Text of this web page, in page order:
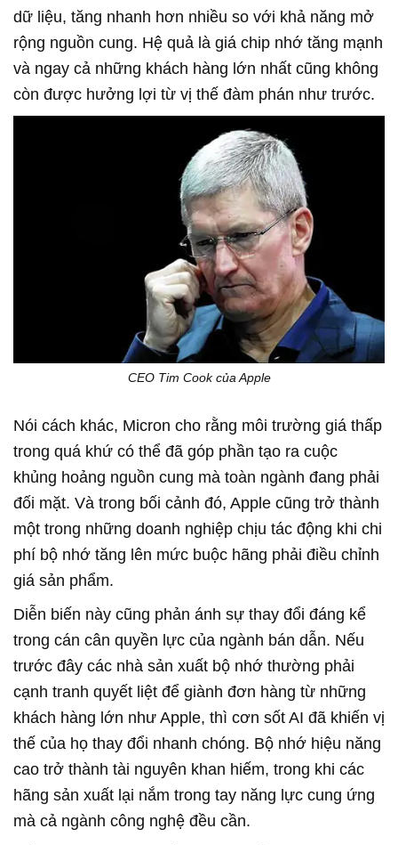
dữ liệu, tăng nhanh hơn nhiều so với khả năng mở
rộng nguồn cung. Hệ quả là giá chip nhớ tăng mạnh
và ngay cả những khách hàng lớn nhất cũng không
còn được hưởng lợi từ vị thế đàm phán như trước.
CEO Tim Cook của Apple
Nói cách khác, Micron cho rằng môi trường giá thấp
trong quá khứ có thể đã góp phần tạo ra cuộc
khủng hoảng nguồn cung mà toàn ngành đang phải
đối mặt. Và trong bối cảnh đó, Apple cũng trở thành
một trong những doanh nghiệp chịu tác động khi chi
phí bộ nhớ tăng lên mức buộc hãng phải điều chỉnh
giá sản phẩm.
Diễn biến này cũng phản ánh sự thay đổi đáng kể
trong cán cân quyền lực của ngành bán dẫn. Nếu
trước đây các nhà sản xuất bộ nhớ thường phải
cạnh tranh quyết liệt để giành đơn hàng từ những
khách hàng lớn như Apple, thì cơn sốt AI đã khiến vị
thế của họ thay đổi nhanh chóng. Bộ nhớ hiệu năng
cao trở thành tài nguyên khan hiếm, trong khi các
hãng sản xuất lại nắm trong tay năng lực cung ứng
mà cả ngành công nghệ đều cần.